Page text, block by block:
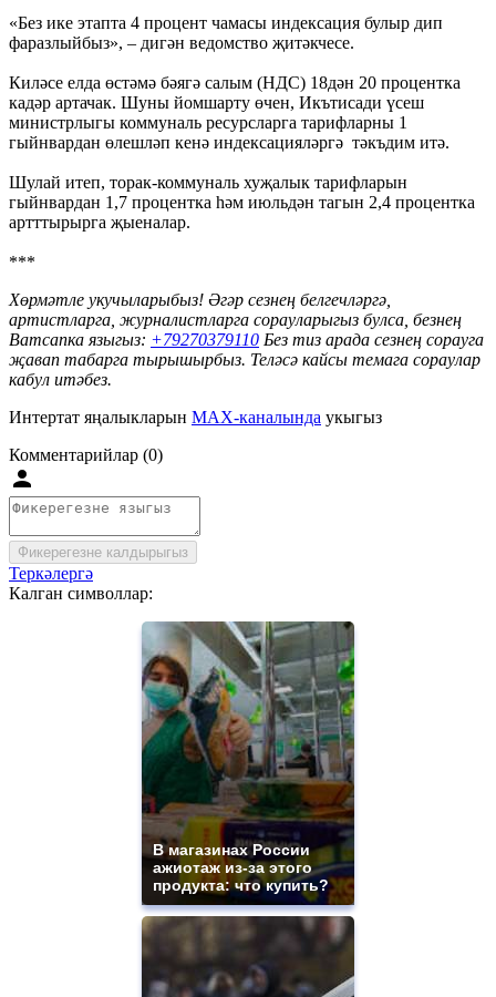
«Без ике этапта 4 процент чамасы индексация булыр дип
фаразлыйбыз», – дигән ведомство җитәкчесе.
Киләсе елда өстәмә бәягә салым (НДС) 18дән 20 процентка
кадәр артачак. Шуны йомшарту өчен, Икътисади үсеш
министрлыгы коммуналь ресурсларга тарифларны 1
гыйнвардан өлешләп кенә индексацияләргә тәкъдим итә.
Шулай итеп, торак-коммуналь хуҗалык тарифларын
гыйнвардан 1,7 процентка һәм июльдән тагын 2,4 процентка
артттырырга җыеналар.
***
Хөрмәтле укучыларыбыз! Әгәр сезнең белгечләргә,
артистларга, журналистларга сорауларыгыз булса, безнең
Ватсапка языгыз: +79270379110 Без тиз арада сезнең сорауга
җавап табарга тырышырбыз. Теләсә кайсы темага сораулар
кабул итәбез.
Интертат яңалыкларын MAX-каналында укыгыз
Комментарийлар (0)
Фикерегезне калдырыгыз
Теркәлергә
Калган символлар:
В магазинах России
ажиотаж из-за этого
продукта: что купить?